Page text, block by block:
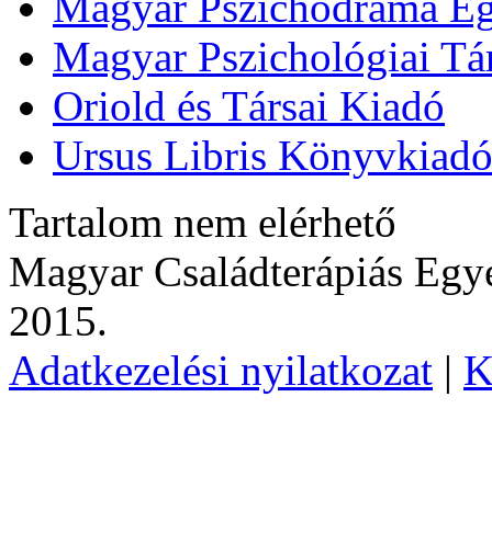
Magyar Pszichológiai
Oriold és Társai Kiadó
Ursus Libris Könyvkiadó
Tartalom nem elérhető
Magyar Családterápiás
2015.
Adatkezelési nyilatkozat |